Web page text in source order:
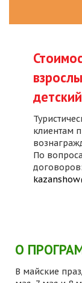
клиентам
По
договоров:
О
В майские